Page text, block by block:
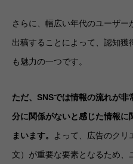
さらに、幅広い年代のユーザ
出稿することによって、認知
も魅力の一つです。
ただ、SNSでは情報の流れが
分に関係がないと感じた情報に
まいます。
よって、広告のクリ
文）が重要な要素となるため、